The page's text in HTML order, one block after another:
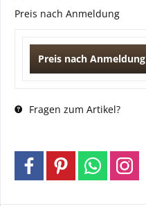
Preis nach Anmeldung
Preis nach Anmeldung
Fragen zum Artikel?